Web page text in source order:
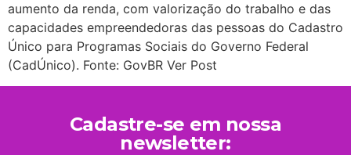
aumento da renda, com valorização do trabalho e das
capacidades empreendedoras das pessoas do Cadastro
Único para Programas Sociais do Governo Federal
(CadÚnico). Fonte: GovBR Ver Post
Cadastre-se em nossa
newsletter: